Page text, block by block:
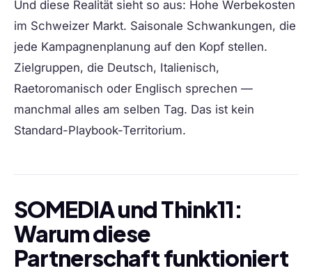
Und diese Realität sieht so aus: Hohe Werbekosten
im Schweizer Markt. Saisonale Schwankungen, die
jede Kampagnenplanung auf den Kopf stellen.
Zielgruppen, die Deutsch, Italienisch,
Raetoromanisch oder Englisch sprechen —
manchmal alles am selben Tag. Das ist kein
Standard-Playbook-Territorium.
SOMEDIA und Think11:
Warum diese
Partnerschaft funktioniert